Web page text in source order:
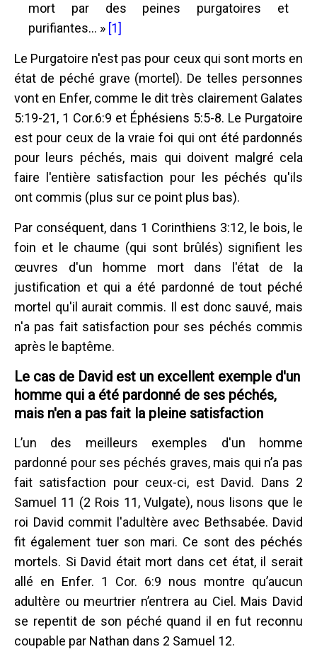
mort par des peines purgatoires et
purifiantes... » [1]
Le Purgatoire n'est pas pour ceux qui sont morts en
état de péché grave (mortel). De telles personnes
vont en Enfer, comme le dit très clairement Galates
5:19-21, 1 Cor.6:9 et Éphésiens 5:5-8. Le Purgatoire
est pour ceux de la vraie foi qui ont été pardonnés
pour leurs péchés, mais qui doivent malgré cela
faire l'entière satisfaction pour les péchés qu'ils
ont commis (plus sur ce point plus bas).
Par conséquent, dans 1 Corinthiens 3:12, le bois, le
foin et le chaume (qui sont brûlés) signifient les
œuvres d'un homme mort dans l'état de la
justification et qui a été pardonné de tout péché
mortel qu'il aurait commis. Il est donc sauvé, mais
n'a pas fait satisfaction pour ses péchés commis
après le baptême.
Le cas de David est un excellent exemple d'un
homme qui a été pardonné de ses péchés,
mais n'en a pas fait la pleine satisfaction
L’un des meilleurs exemples d'un homme
pardonné pour ses péchés graves, mais qui n’a pas
fait satisfaction pour ceux-ci, est David. Dans 2
Samuel 11 (2 Rois 11, Vulgate), nous lisons que le
roi David commit l'adultère avec Bethsabée. David
fit également tuer son mari. Ce sont des péchés
mortels. Si David était mort dans cet état, il serait
allé en Enfer. 1 Cor. 6:9 nous montre qu’aucun
adultère ou meurtrier n’entrera au Ciel. Mais David
se repentit de son péché quand il en fut reconnu
coupable par Nathan dans 2 Samuel 12.